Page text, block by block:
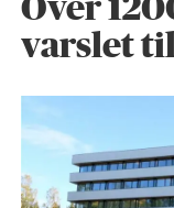
Over
varslet